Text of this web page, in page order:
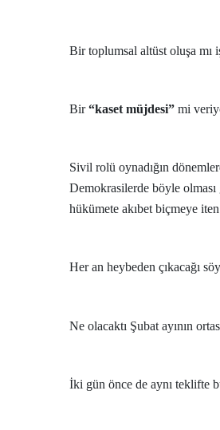
Bir toplumsal altüst oluşa mı
Bir“kaset müjdesi” mi
Sivil rolü oynadığın
Demokrasilerde böyle olması
hükümete akıbet biçmeye iten
Her an heybeden çıkacağı
Ne olacaktı Şubat ayının
İki gün önce de aynı teklifte